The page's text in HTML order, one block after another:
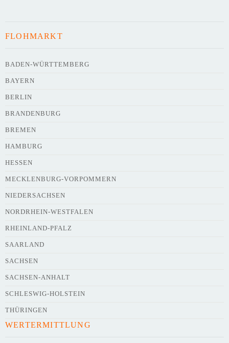
Webseite
Kurze Beschreibung des Flohmarkts
Kontaktdaten des Veranstalters
FLOHMARKT
BADEN-WÜRTTEMBERG
BAYERN
BERLIN
BRANDENBURG
BREMEN
HAMBURG
HESSEN
MECKLENBURG-VORPOMMERN
NIEDERSACHSEN
NORDRHEIN-WESTFALEN
RHEINLAND-PFALZ
SAARLAND
SACHSEN
SACHSEN-ANHALT
SCHLESWIG-HOLSTEIN
THÜRINGEN
WERTERMITTLUNG